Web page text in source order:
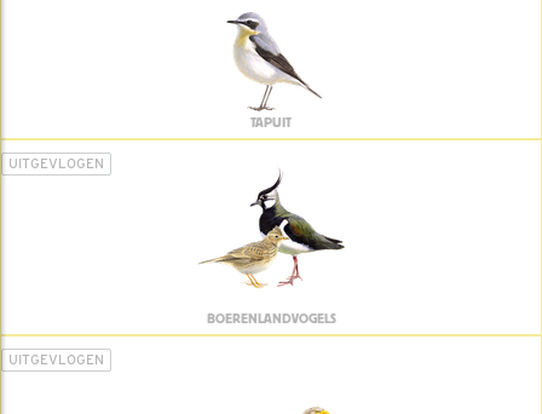
TAPUIT
UITGEVLOGEN
BOERENLANDVOGELS
UITGEVLOGEN